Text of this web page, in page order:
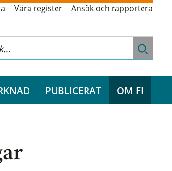
Våra register Ansök och rapportera
PUBLICERAT OM FI